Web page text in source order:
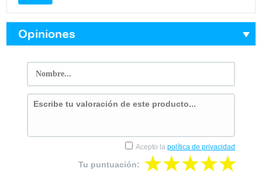
Opiniones
Tu puntuación:
Acepto la política de privacidad